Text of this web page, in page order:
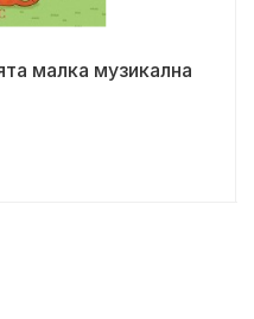
малка музикална